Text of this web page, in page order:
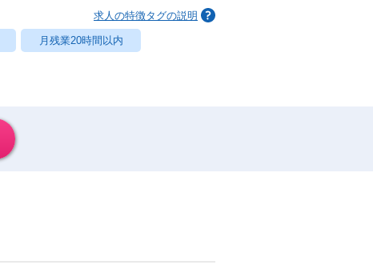
求人の特徴タグの説明
月残業20時間以内